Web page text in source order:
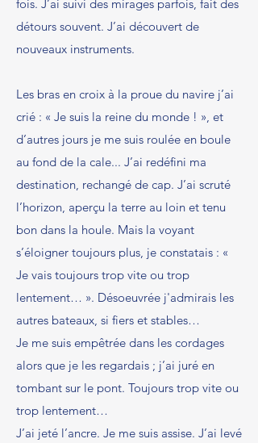
fois. J’ai suivi des mirages parfois, fait des
détours souvent. J’ai découvert de
nouveaux instruments.
Les bras en croix à la proue du navire j’ai
crié : « Je suis la reine du monde ! », et
d’autres jours je me suis roulée en boule
au fond de la cale... J’ai redéfini ma
destination, rechangé de cap. J’ai scruté
l’horizon, aperçu la terre au loin et tenu
bon dans la houle. Mais la voyant
s’éloigner toujours plus, je constatais : «
Je vais toujours trop vite ou trop
lentement… ». Désoeuvrée j'admirais les
autres bateaux, si fiers et stables…
Je me suis empêtrée dans les cordages
alors que je les regardais ; j’ai juré en
tombant sur le pont. Toujours trop vite ou
trop lentement…
J’ai jeté l’ancre. Je me suis assise. J’ai levé